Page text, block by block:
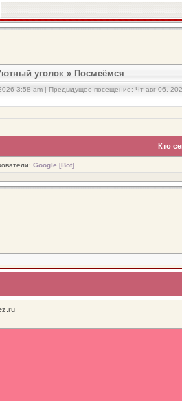
уголок » Посмеёмся
3:58 am | Предыдущее посещение: Чт авг 06,
Кто
Google [Bot]